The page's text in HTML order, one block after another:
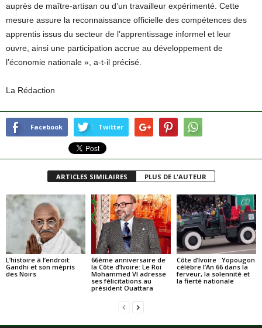
auprès de maître-artisan ou d’un travailleur expérimenté. Cette
mesure assure la reconnaissance officielle des compétences des
apprentis issus du secteur de l’apprentissage informel et leur
ouvre, ainsi une participation accrue au développement de
l’économie nationale », a-t-il précisé.
La Rédaction
Facebook Twitter
ARTICLES SIMILAIRES PLUS DE L'AUTEUR
L’histoire à l’endroit:
Gandhi et son mépris
des Noirs
66ème anniversaire de
la Côte d’Ivoire: Le Roi
Mohammed VI adresse
ses félicitations au
président Ouattara
Côte d’Ivoire : Yopougon
célèbre l’An 66 dans la
ferveur, la solennité et
la fierté nationale